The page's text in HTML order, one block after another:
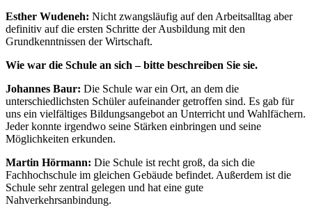
Esther Wudeneh: Nicht zwangsläufig auf den Arbeitsalltag aber
definitiv auf die ersten Schritte der Ausbildung mit den
Grundkenntnissen der Wirtschaft.
Wie war die Schule an sich – bitte beschreiben Sie sie.
Johannes Baur: Die Schule war ein Ort, an dem die
unterschiedlichsten Schüler aufeinander getroffen sind. Es gab für
uns ein vielfältiges Bildungsangebot an Unterricht und Wahlfächern.
Jeder konnte irgendwo seine Stärken einbringen und seine
Möglichkeiten erkunden.
Martin Hörmann: Die Schule ist recht groß, da sich die
Fachhochschule im gleichen Gebäude befindet. Außerdem ist die
Schule sehr zentral gelegen und hat eine gute
Nahverkehrsanbindung.